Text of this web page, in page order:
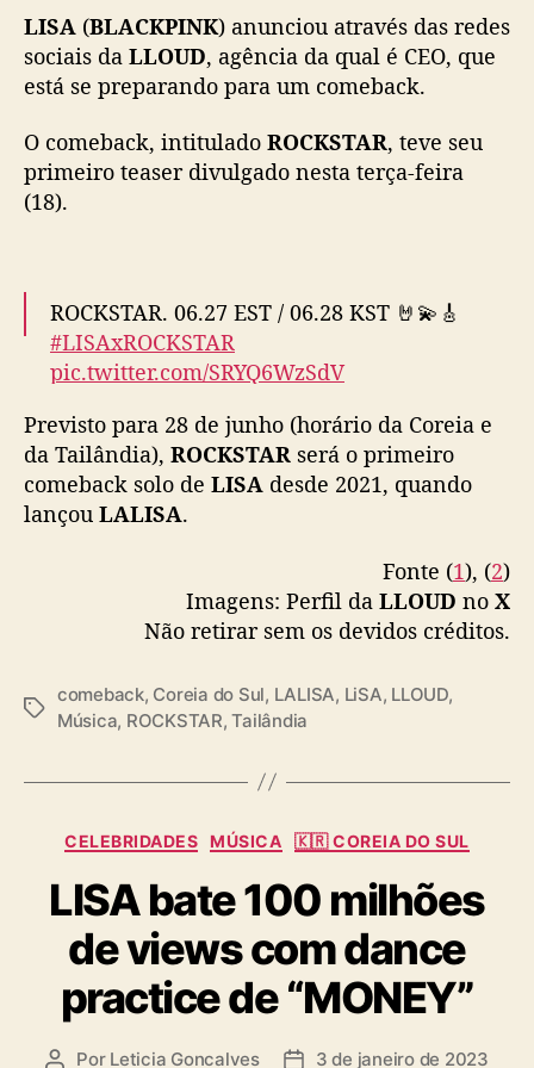
m
e
i
c
o
c
l
c
o
O
C
T
”
LISA (BLACKPINK) anunciou através das redes
sociais da LLOUD, agência da qual é CEO, que
está se preparando para um comeback.
O comeback, intitulado ROCKSTAR, teve seu
primeiro teaser divulgado nesta terça-feira
(18).
ROCKSTAR. 06.27 EST / 06.28 KST 🤘💫🎸
#LISAxROCKSTAR
pic.twitter.com/SRYQ6WzSdV
— LLOUD (@wearelloud)June 18, 2024
Previsto para 28 de junho (horário da Coreia e
da Tailândia), ROCKSTAR será o primeiro
comeback solo de LISA desde 2021, quando
lançou LALISA.
Fonte (1), (2)
Imagens: Perfil da LLOUD no X
Não retirar sem os devidos créditos.
T
s
comeback, Coreia do Sul, LALISA, LiSA, LLOUD,
Música, ROCKSTAR,Tailândia
C
t
e
g
o
r
i
CELEBRIDADES MÚSICA 🇰🇷 COREIA DO SUL
LISA bate 100 milhões
de views com dance
practice de “MONEY”
A Por Leticia Goncalves
D 3 de janeiro de 2023